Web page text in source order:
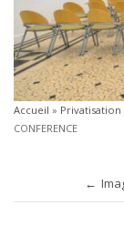
Accueil »
CONFERENCE